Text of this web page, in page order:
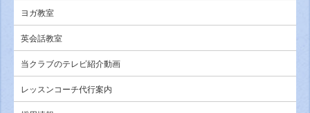
ヨガ教室
英会話教室
当クラブのテレビ紹介動画
レッスンコーチ代行案内